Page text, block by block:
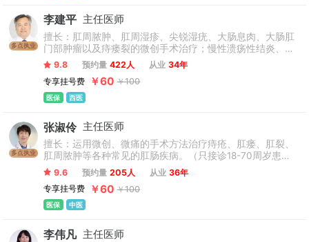
多点执业
李建平 主任医师
擅长：肛周脓肿、肛周湿疹、尖锐湿疣、大肠息肉、大肠肛
门部肿瘤以及痔瘘裂的微创手术治疗；慢性溃疡性结炎、克
隆氏病、肠易激综合征、便秘及大肠肛门部肿瘤的中西医结
合治疗。（只接诊18-70周岁患者，孕妇、产妇不接诊）
9.8 预约量 422人 从业 34年
专享挂号费
￥60 ￥100
医保 西医
多点执业
张淑伶 主任医师
擅长：运用微创、微痛的手术方法治疗痔疮、肛瘘、肛裂、
肛周脓肿等各种常见的肛肠疾病。（只接诊18-70周岁患
者，孕妇、产妇不接诊）
9.6 预约量 205人 从业 36年
专享挂号费
￥60 ￥100
医保 中医
李伟凡 主任医师